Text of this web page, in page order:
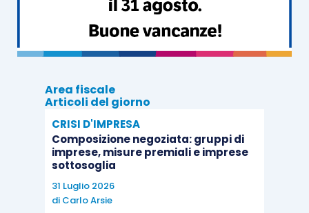
, si specifica che secondo il
principio di revisione “nazionale” (SA
Italia) n. 720B(“Le responsabilità del
relativamente alla relazione sulla gestione e
ad alcune specifiche informazioni contenute
nellarelazione sul governo societario e gli
assetti proprietari”), per la parte di esso
applicabile
dimensioni
Area fiscale
Articoli del giorno
CRISI D'IMPRESA
Composizione negoziata: gruppi di
imprese, misure premiali e imprese
sottosoglia
31 Luglio 2026
di Carlo Arsie